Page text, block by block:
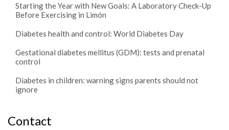
Starting the Year with New Goals: A Laboratory Check-Up
Before Exercising in Limón
Diabetes health and control: World Diabetes Day
Gestational diabetes mellitus (GDM): tests and prenatal
control
Diabetes in children: warning signs parents should not
ignore
Contact